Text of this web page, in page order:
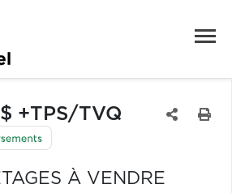
+TPS/TVQ
À VENDRE